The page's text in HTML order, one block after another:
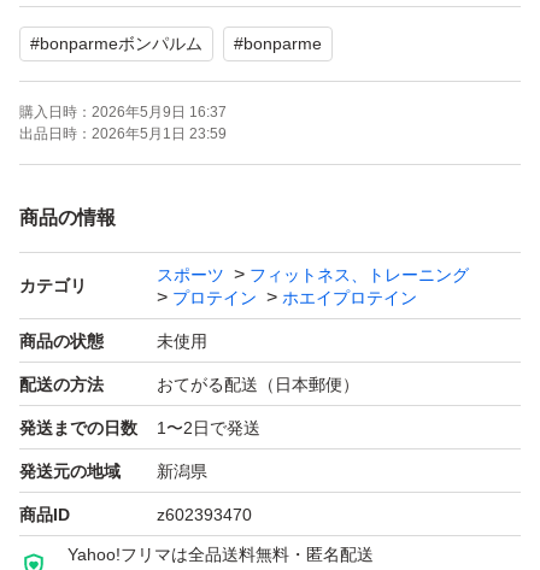
#アルプロン #ALPRON #プロテイン #チョコレート #チョ
コチップ #ストロベリー #ミルクココア #タンパク質 #ホ
エイプロテイン #ソイプロテイン #美容
#ダイエット #筋トレ #WPC #フォロー割 #フォロワー様
限定
- 製品名: ホエイプロテイン WPC
- 内容量: 900g
- タンパク質含有量: 24g/1食
- 特徴: 保存料・増粘剤不使用
- 賞: 食事マイスター賞受賞
ご覧いただきありがとうございます。
#bonparmeボンパルム #bonparme
購入日時： 2026年5月9日 16:37
出品日時： 2026年5月1日 23:59
商品の情報
カテゴリ
スポーツ
フィットネス、トレーニング
プロテイン
ホエイプロテイン
商品の状態 未使用
配送の方法 おてがる配送（日本郵便）
発送までの日数 1〜2日で発送
発送元の地域 新潟県
商品ID z602393470
Yahoo!フリマは全品送料無料・匿名配送